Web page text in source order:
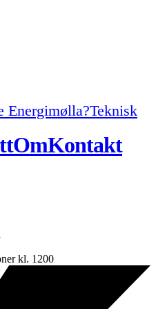
Energimølla?Teknisk
OmKontakt
kl. 1200